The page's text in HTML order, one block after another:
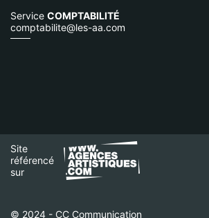
Service COMPTABILITÉ
comptabilite@les-aa.com
Site
référencé
sur
© 2024 - CC Communication